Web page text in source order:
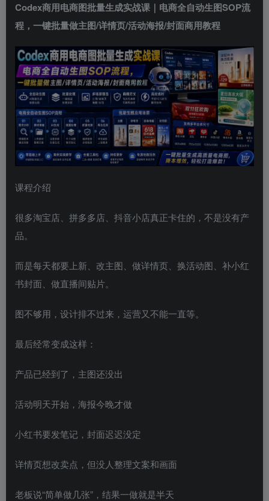
Codex商用电商图批量生成实战课｜电商全自动生图SOP流
程，一键批量做主图/详情页/活动海报/封面商用教程
课程介绍
很多淘宝店、拼多多店、抖音小店真正卡住的，不是没有产
品。
而是每天都要上新、改主图、做详情页、换活动图、补小红
书封面、做直播间贴片。
图不够用，设计排不过来，运营又不能一直等。
最后经常变成这样：
产品已经到了，主图还没出
活动明天开始，海报今晚才做
小红书要发笔记，封面迟迟没定
详情页想改卖点，但没人整理文案和画面
老板说“简单做几张”，结果一做就是半天